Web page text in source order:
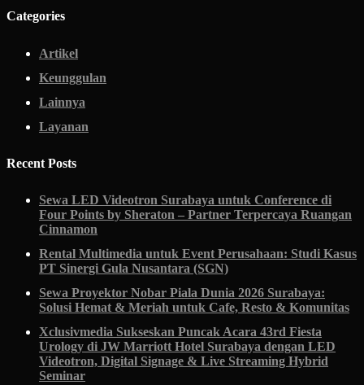
Categories
Artikel
Keunggulan
Lainnya
Layanan
Recent Posts
Sewa LED Videotron Surabaya untuk Conference di
Four Points by Sheraton – Partner Terpercaya Ruangan
Cinnamon
Rental Multimedia untuk Event Perusahaan: Studi Kasus
PT Sinergi Gula Nusantara (SGN)
Sewa Proyektor Nobar Piala Dunia 2026 Surabaya:
Solusi Hemat & Meriah untuk Cafe, Resto & Komunitas
Xclusivmedia Sukseskan Puncak Acara 43rd Fiesta
Urology di JW Marriott Hotel Surabaya dengan LED
Videotron, Digital Signage & Live Streaming Hybrid
Seminar